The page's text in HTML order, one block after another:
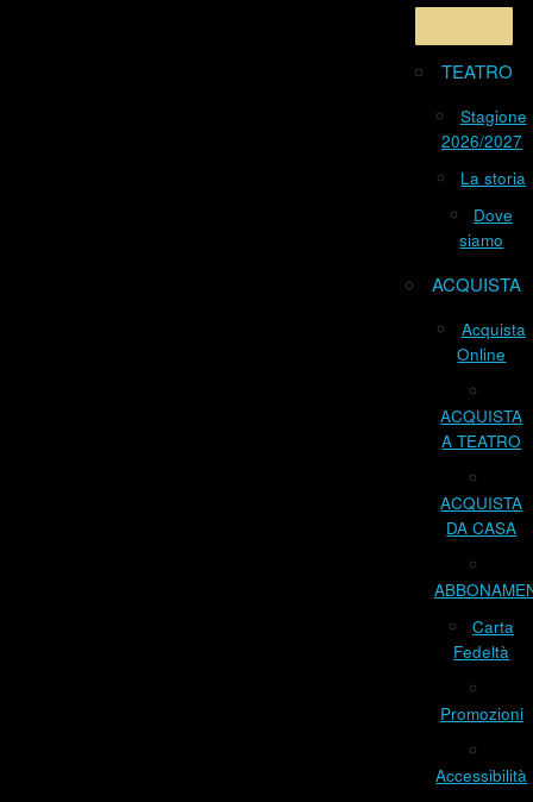
TEATRO
Stagione
2026/2027
La storia
Dove
siamo
ACQUISTA
Acquista
Online
ACQUISTA
A TEATRO
ACQUISTA
DA CASA
Carta
Fedeltà
Promozioni
Accessibilità